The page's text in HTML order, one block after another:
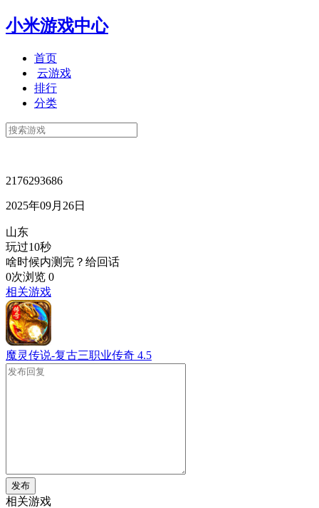
小米游戏中心
首页
云游戏
排行
分类
2176293686
2025年09月26日
山东
玩过10秒
啥时候内测完？给回话
0次浏览 0
相关游戏
魔灵传说-复古三职业传奇 4.5
发布
相关游戏